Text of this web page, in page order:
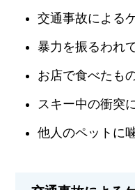
交通事故による
暴力を振るわれ
お店で食べたも
スキー中の衝突
他人のペットに